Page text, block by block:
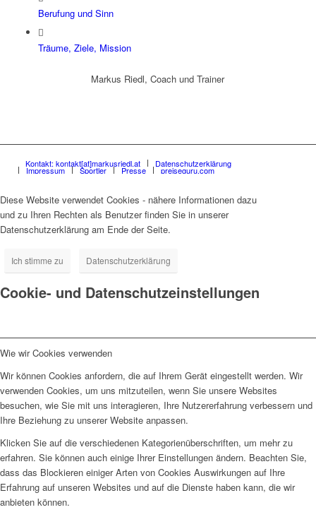
Berufung und Sinn
Träume, Ziele, Mission
Markus Riedl, Coach und Trainer
Kontakt: kontakt[at]markusriedl.at Datenschutzerklärung
Impressum Sportler Presse preiseguru.com
Diese Website verwendet Cookies - nähere Informationen dazu
und zu Ihren Rechten als Benutzer finden Sie in unserer
Datenschutzerklärung am Ende der Seite.
Ich stimme zu Datenschutzerklärung
Cookie- und Datenschutzeinstellungen
Wie wir Cookies verwenden
Wir können Cookies anfordern, die auf Ihrem Gerät eingestellt werden. Wir
verwenden Cookies, um uns mitzuteilen, wenn Sie unsere Websites
besuchen, wie Sie mit uns interagieren, Ihre Nutzererfahrung verbessern und
Ihre Beziehung zu unserer Website anpassen.
Klicken Sie auf die verschiedenen Kategorienüberschriften, um mehr zu
erfahren. Sie können auch einige Ihrer Einstellungen ändern. Beachten Sie,
dass das Blockieren einiger Arten von Cookies Auswirkungen auf Ihre
Erfahrung auf unseren Websites und auf die Dienste haben kann, die wir
anbieten können.